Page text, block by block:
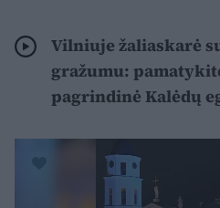
Vilniuje žaliaskarė
gražumu:
pagrindinė Kalėdų